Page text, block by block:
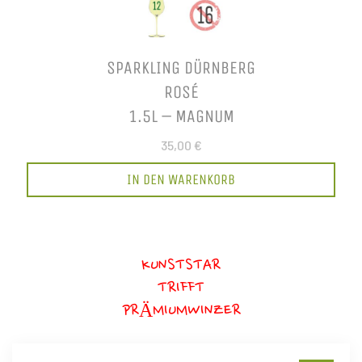
SPARKLING DÜRNBERG
ROSÉ
1.5L – MAGNUM
35,00 €
IN DEN WARENKORB
KUNSTSTAR
TRIFFT
PRÄMIUMWINZER